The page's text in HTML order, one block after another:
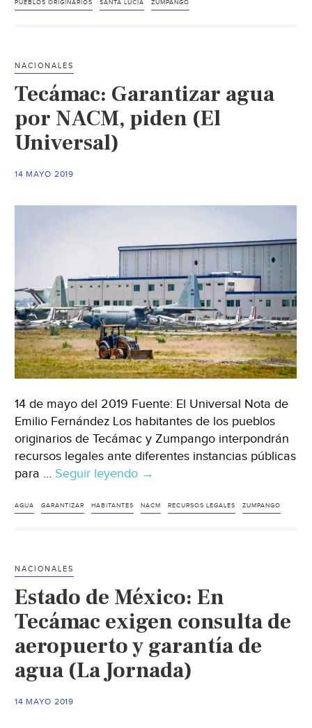
de
pueblos
en
PUEBLOS ORIGINARIOS SANTA LUCÍA ZUMPANGO
NACIONALES
Tecámac: Garantizar agua
por NACM, piden (El
Universal)
14 MAYO 2019
14 de mayo del 2019 Fuente: El Universal Nota de
Emilio Fernández Los habitantes de los pueblos
originarios de Tecámac y Zumpango interpondrán
recursos legales ante diferentes instancias públicas
para … Seguir leyendo Tecámac:
agua
Universal)
→
AGUA GARANTIZAR HABITANTES NACM RECURSOS LEGALES ZUMPANGO
NACIONALES
Estado de México: En
Tecámac exigen consulta de
aeropuerto y garantía de
agua (La Jornada)
14 MAYO 2019